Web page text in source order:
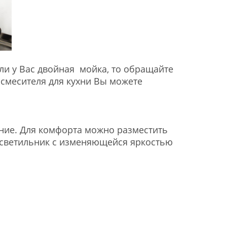
у Вас двойная мойка, то обращайте
для кухни Вы можете
Для комфорта можно разместить
с изменяющейся яркостью